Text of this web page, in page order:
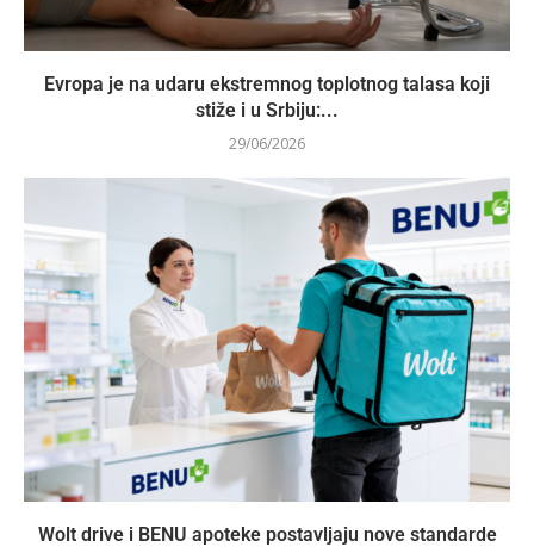
Evropa je na udaru ekstremnog toplotnog talasa koji
stiže i u Srbiju:...
29/06/2026
Wolt drive i BENU apoteke postavljaju nove standarde